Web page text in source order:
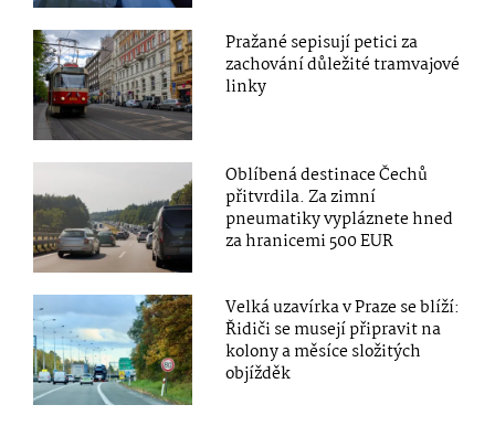
Pražané sepisují petici za
zachování důležité tramvajové
linky
Oblíbená destinace Čechů
přitvrdila. Za zimní
pneumatiky vypláznete hned
za hranicemi 500 EUR
Velká uzavírka v Praze se blíží:
Řidiči se musejí připravit na
kolony a měsíce složitých
objížděk